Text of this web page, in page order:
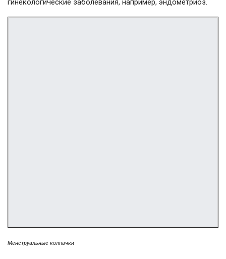
гинекологические заболевания, например, эндометриоз.
Менструальные колпачки